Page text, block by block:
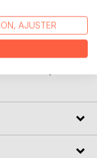
précaire où la
ou insolites à
hauts en
AJUSTER